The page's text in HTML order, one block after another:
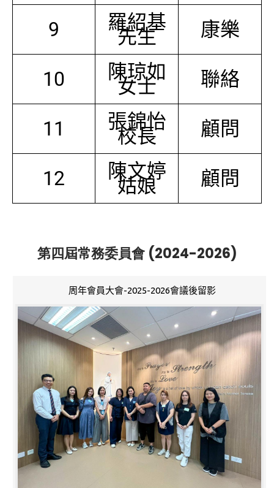
9 羅紹基
先生 康樂
10 陳琼如
女士 聯絡
11 張錦怡
校長 顧問
12 陳文婷
姑娘 顧問
第四屆常務委員會 (2024-2026)
周年會員大會-2025-2026會議後留影